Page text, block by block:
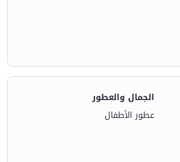
الجمال والعطور
عطور الأطفال